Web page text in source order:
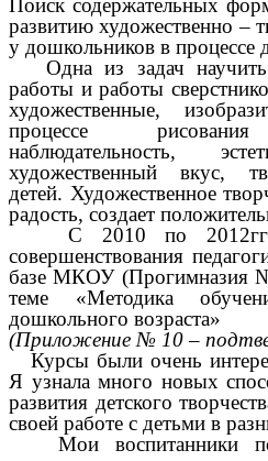
Поиск содержательных
развитию художественно –
у дошкольников в процессе
Одна из задач научить
работы и работы
художественные,
процессе рисования
наблюдательность,
художественный вкус,
детей. Художественное
радость, создает
С 2010 по 2012гг
совершенствования
базе МКОУ (Прогимназия
теме «Методика
дошкольного возраста»
(Приложение № 10 –
Курсы были очень
Я узнала много новых
развития детского
своей работе с детьми в
Мои воспитанники